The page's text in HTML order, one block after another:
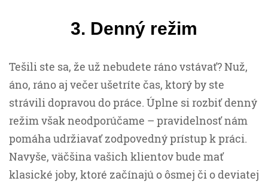
3. Denný režim
Tešili ste sa, že už nebudete ráno vstávať? Nuž,
áno, ráno aj večer ušetríte čas, ktorý by ste
strávili dopravou do práce. Úplne si rozbiť denný
režim však neodporúčame – pravidelnosť nám
pomáha udržiavať zodpovedný prístup k práci.
Navyše, väčšina vašich klientov bude mať
klasické joby, ktoré začínajú o ôsmej či o deviatej